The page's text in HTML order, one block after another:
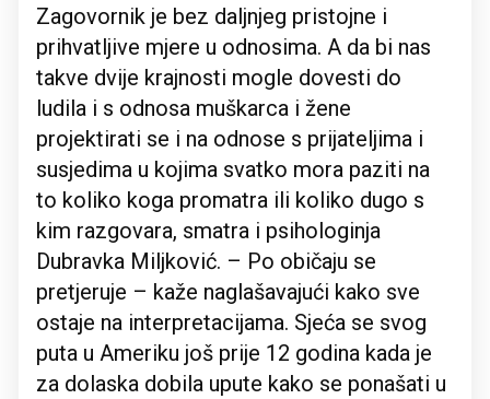
Zagovornik je bez daljnjeg pristojne i
prihvatljive mjere u odnosima. A da bi nas
takve dvije krajnosti mogle dovesti do
ludila i s odnosa muškarca i žene
projektirati se i na odnose s prijateljima i
susjedima u kojima svatko mora paziti na
to koliko koga promatra ili koliko dugo s
kim razgovara, smatra i psihologinja
Dubravka Miljković. – Po običaju se
pretjeruje – kaže naglašavajući kako sve
ostaje na interpretacijama. Sjeća se svog
puta u Ameriku još prije 12 godina kada je
za dolaska dobila upute kako se ponašati u